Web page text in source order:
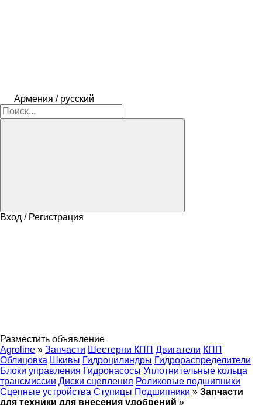
Армения / русский
Вход / Регистрация
Разместить объявление
Agroline » Запчасти Шестерни КПП Двигатели КПП
Облицовка Шкивы Гидроцилиндры Гидрораспределители
Блоки управления Гидронасосы Уплотнительные кольца
трансмиссии Диски сцепления Роликовые подшипники
Сцепные устройства Ступицы Подшипники » Запчасти
для техники для внесения удобрений »